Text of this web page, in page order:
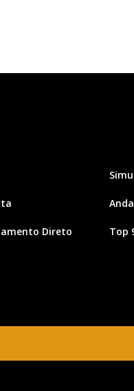
Direto Top